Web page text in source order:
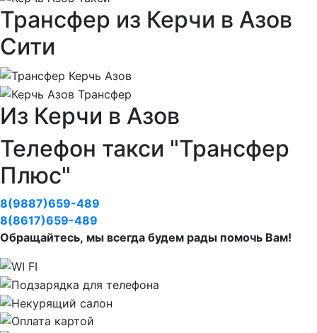
Трансфер из Керчи в Азов
Сити
Из Керчи в Азов
Телефон такси "Трансфер
Плюс"
8(9887)659-489
8(8617)659-489
Обращайтесь, мы всегда будем рады помочь Вам!